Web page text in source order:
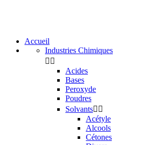
Accueil
Industries Chimiques
 
Acides
Bases
Peroxyde
Poudres
Solvants 
Acétyle
Alcools
Cétones